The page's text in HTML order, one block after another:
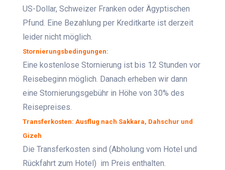
US-Dollar, Schweizer Franken oder Ägyptischen
Pfund. Eine Bezahlung per Kreditkarte ist derzeit
leider nicht möglich.
Stornierungsbedingungen:
Eine kostenlose Stornierung ist bis 12 Stunden vor
Reisebeginn möglich. Danach erheben wir dann
eine Stornierungsgebühr in Höhe von 30% des
Reisepreises.
Transferkosten: Ausflug nach Sakkara, Dahschur und
Gizeh
Die Transferkosten sind (Abholung vom Hotel und
Rückfahrt zum Hotel) im Preis enthalten.